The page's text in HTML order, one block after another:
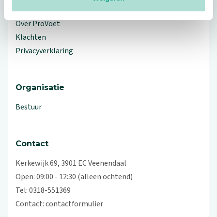
Workshops en lezingen
Over ProVoet
Klachten
Privacyverklaring
Organisatie
Bestuur
Contact
Kerkewijk 69, 3901 EC Veenendaal
Open: 09:00 - 12:30 (alleen ochtend)
Tel: 0318-551369
Contact:contactformulier